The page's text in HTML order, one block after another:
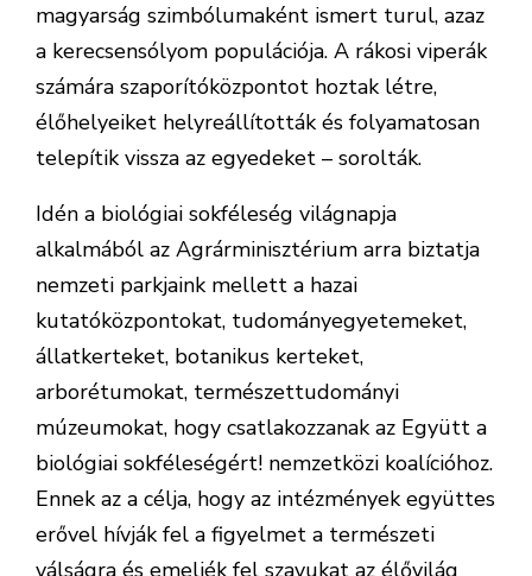
magyarság szimbólumaként ismert turul, azaz
a kerecsensólyom populációja. A rákosi viperák
számára szaporítóközpontot hoztak létre,
élőhelyeiket helyreállították és folyamatosan
telepítik vissza az egyedeket – sorolták.
Idén a biológiai sokféleség világnapja
alkalmából az Agrárminisztérium arra biztatja
nemzeti parkjaink mellett a hazai
kutatóközpontokat, tudományegyetemeket,
állatkerteket, botanikus kerteket,
arborétumokat, természettudományi
múzeumokat, hogy csatlakozzanak az Együtt a
biológiai sokféleségért! nemzetközi koalícióhoz.
Ennek az a célja, hogy az intézmények együttes
erővel hívják fel a figyelmet a természeti
válságra és emeljék fel szavukat az élővilág